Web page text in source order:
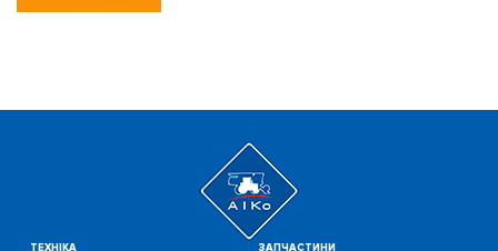
ТЕХНIКА
ЗАПЧАСТИНИ